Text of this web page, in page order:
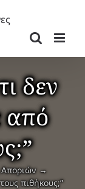
δεν
από
πιθήκους;”